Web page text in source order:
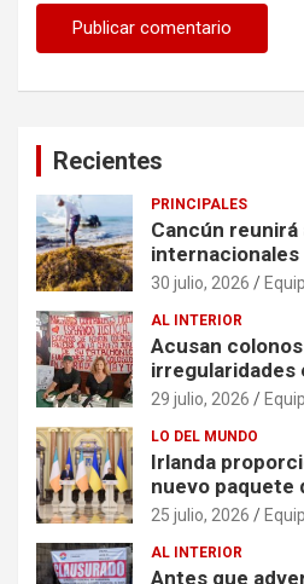
Recientes
PRINCIPALES
Cancún
internacionales
soluciones al
30 julio, 2026
AL INTERIOR
Acusan
irregularidades
escrituras
29 julio, 2026
LO DEL MUNDO
Irlanda
nuevo paquete
millones de
25 julio, 2026
AL INTERIOR
Antes que